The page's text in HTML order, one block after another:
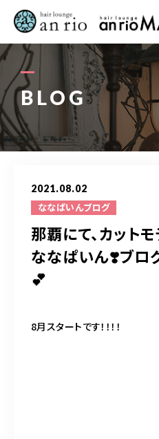
BLOG
2021.08.02
ななぱいんブログ
那覇にて、カット
ななぱいん❣️ブロ
💕
8月スタートです！！！！
STAFF〈
STAFF〈